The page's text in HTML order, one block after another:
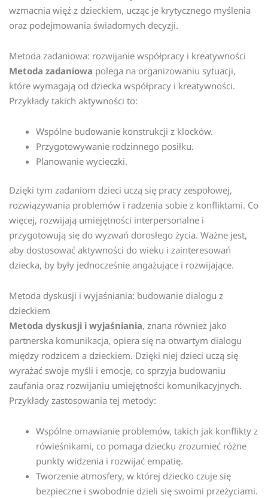
wzmacnia więź z dzieckiem, ucząc je krytycznego myślenia
oraz podejmowania świadomych decyzji.
Metoda zadaniowa: rozwijanie współpracy i kreatywności
Metoda zadaniowa polega na organizowaniu sytuacji,
które wymagają od dziecka współpracy i kreatywności.
Przykłady takich aktywności to:
Wspólne budowanie konstrukcji z klocków.
Przygotowywanie rodzinnego posiłku.
Planowanie wycieczki.
Dzięki tym zadaniom dzieci uczą się pracy zespołowej,
rozwiązywania problemów i radzenia sobie z konfliktami. Co
więcej, rozwijają umiejętności interpersonalne i
przygotowują się do wyzwań dorosłego życia. Ważne jest,
aby dostosować aktywności do wieku i zainteresowań
dziecka, by były jednocześnie angażujące i rozwijające.
Metoda dyskusji i wyjaśniania: budowanie dialogu z
dzieckiem
Metoda dyskusji i wyjaśniania, znana również jako
partnerska komunikacja, opiera się na otwartym dialogu
między rodzicem a dzieckiem. Dzięki niej dzieci uczą się
wyrażać swoje myśli i emocje, co sprzyja budowaniu
zaufania oraz rozwijaniu umiejętności komunikacyjnych.
Przykłady zastosowania tej metody:
Wspólne omawianie problemów, takich jak konflikty z
rówieśnikami, co pomaga dziecku zrozumieć różne
punkty widzenia i rozwijać empatię.
Tworzenie atmosfery, w której dziecko czuje się
bezpieczne i swobodnie dzieli się swoimi przeżyciami.